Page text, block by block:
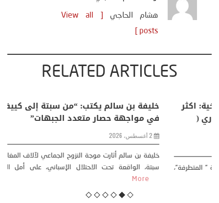
هشام الحاجي
[ View all
posts ]
RELATED ARTICLES
منذر بالضيافي يكتب حول: التغيرات المناخية: اكثر
من ظاهرة طبيعية .. تحول اجتماعي وحضاري (
مقاربة سوسيولوجية )
كتب: منذر بالضيافي بدأت قصتي مع التغييرات المناخية ” المتطرفة”،
منذ نهاية ثمانينات القرن الماضي، حين أطردنا ...